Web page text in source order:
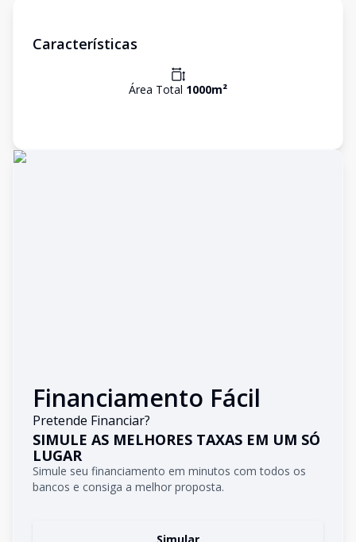
Características
Área Total 1000m²
Financiamento Fácil
Pretende Financiar?
SIMULE AS MELHORES TAXAS EM UM SÓ
LUGAR
Simule seu financiamento em minutos com todos os
bancos e consiga a melhor proposta.